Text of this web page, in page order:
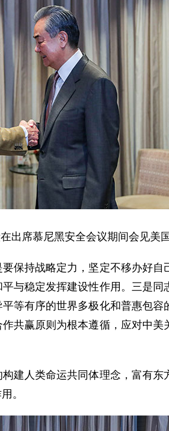
出席慕尼黑安全会议期间会见美
保持战略定力，坚定不移办好
与稳定发挥建设性作用。三是
等有序的世界多极化和普惠包
共赢原则为根本遵循，应对中
建人类命运共同体理念，富有
。